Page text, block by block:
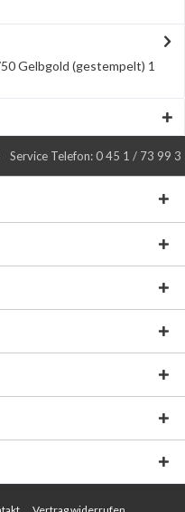
Gelbgold (gestempelt) 1
Service Telefon: 0 45 1 / 73 99 3